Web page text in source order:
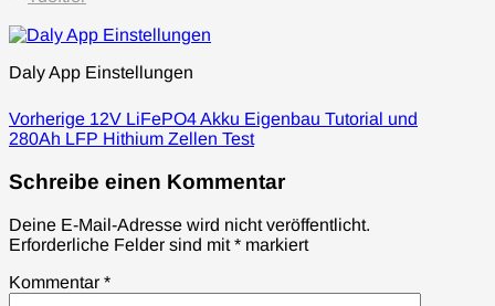
Daly App Einstellungen
Beitragsnavigation
Vorherige Previous
post:
12V LiFePO4 Akku Eigenbau Tutorial und
280Ah LFP Hithium Zellen Test
Schreibe einen Kommentar
Deine E-Mail-Adresse wird nicht veröffentlicht.
Erforderliche Felder sind mit* markiert
Kommentar *